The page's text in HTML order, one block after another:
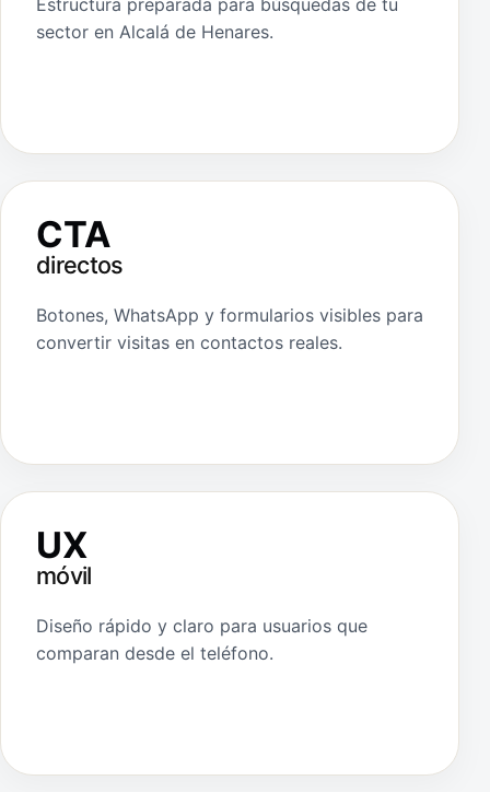
Estructura preparada para búsquedas de tu
sector en Alcalá de Henares.
CTA
directos
Botones, WhatsApp y formularios visibles para
convertir visitas en contactos reales.
UX
móvil
Diseño rápido y claro para usuarios que
comparan desde el teléfono.